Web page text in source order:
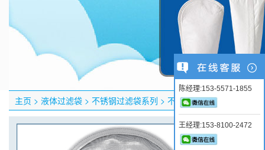
主页 > 液体过滤袋 > 不锈钢过滤袋系列 > 不锈钢过滤袋
陈经理:153-5571-1855
王经理:153-8100-2472